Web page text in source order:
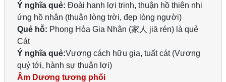
Ý nghĩa quẻ: Đoài hanh lợi trinh, thuận hồ thiên nhi
ứng hồ nhân (thuận lòng trời, đẹp lòng người)
Quẻ hỗ: Phong Hỏa Gia Nhân (家人 jiā rén) là quẻ
Cát
Ý nghĩa quẻ:Vương cách hữu gia, tuất cát (Vương
quý tới, hành sự thuận lợi)
Âm Dương tương phối